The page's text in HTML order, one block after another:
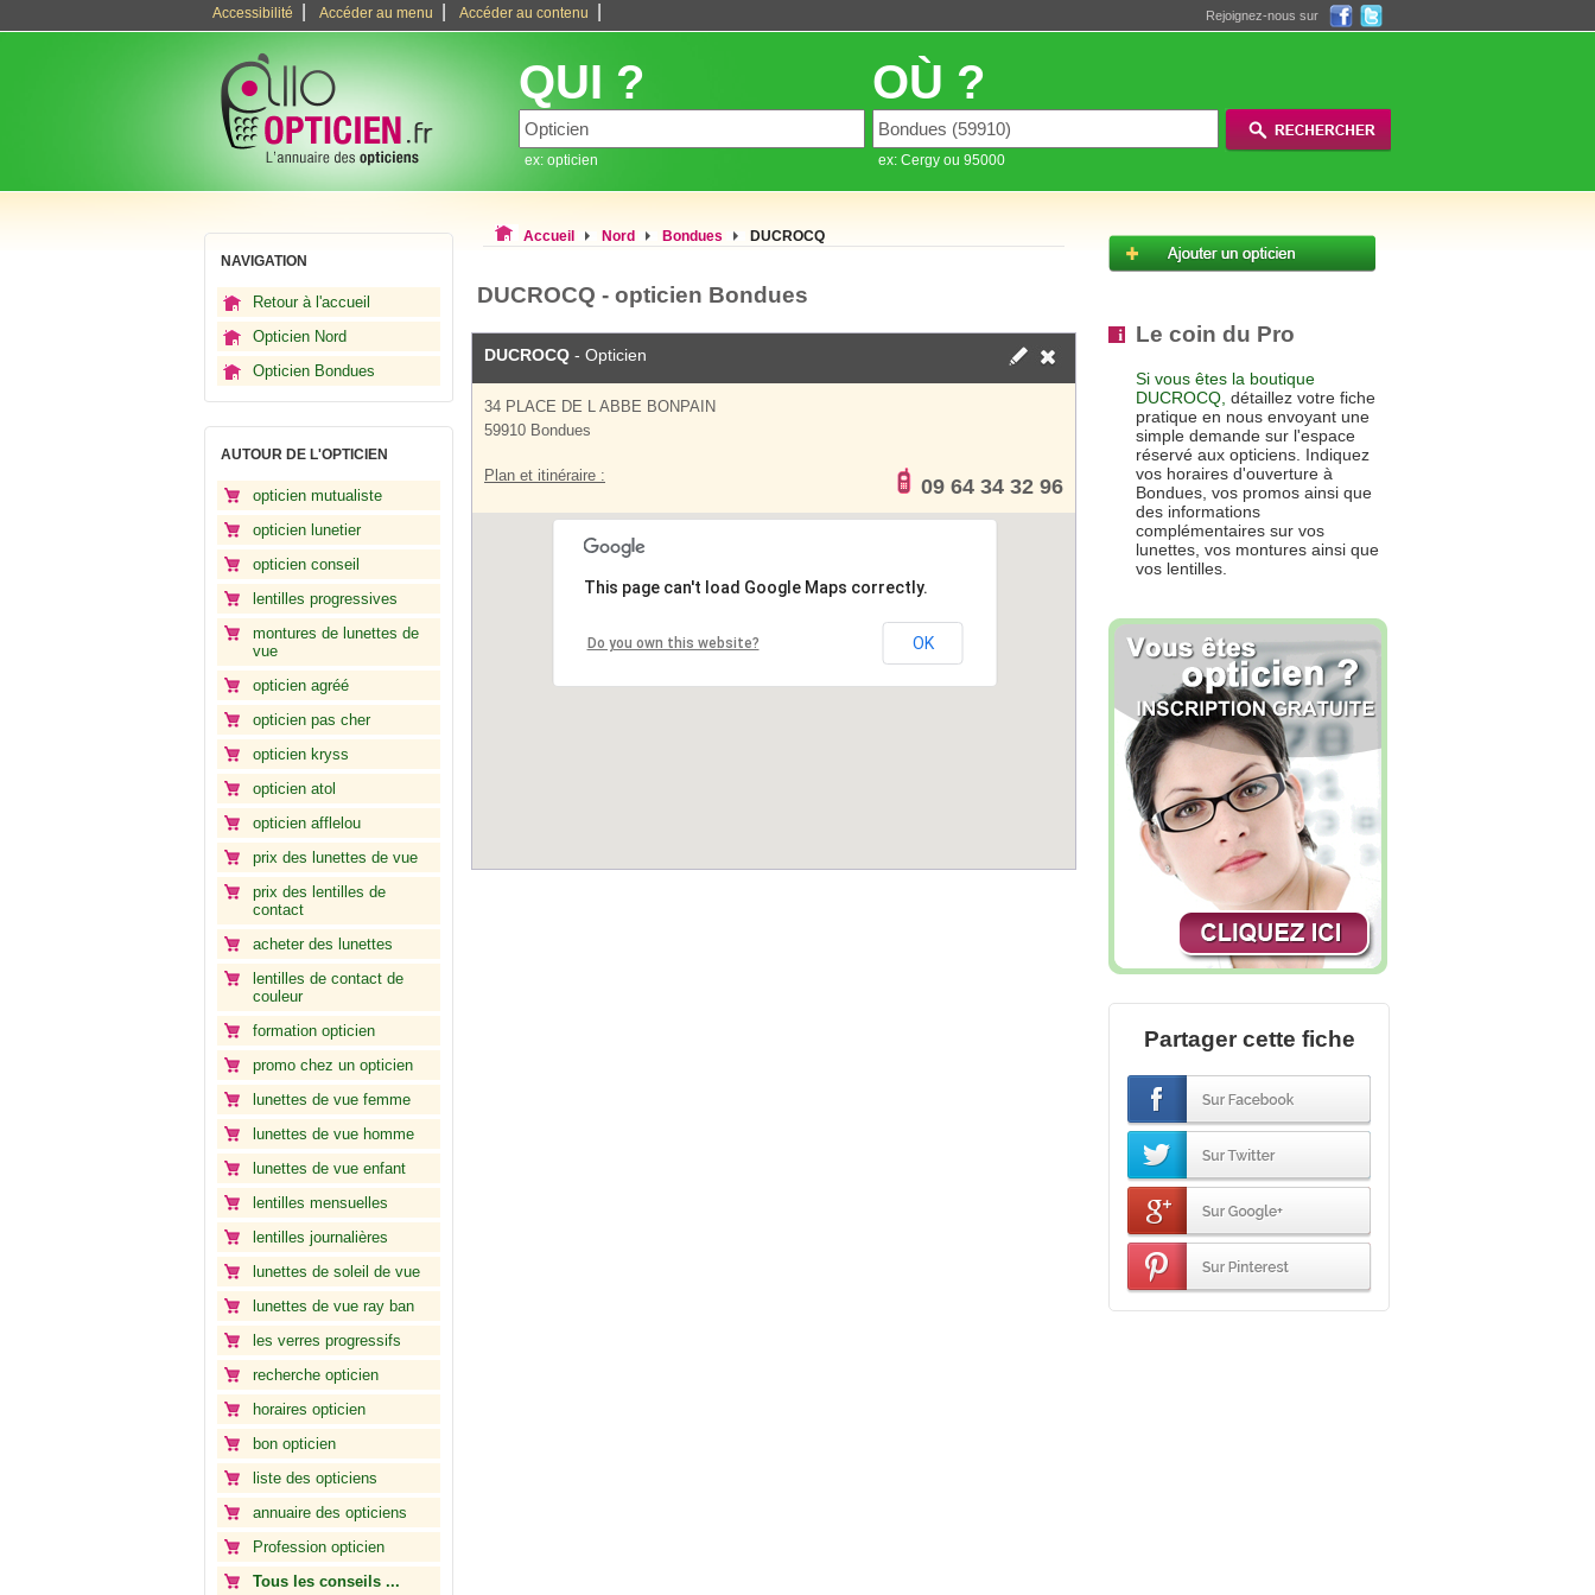
Accessibilité Accéder au menu Accéder au contenu Rejoignez-nous sur
QUI ?
ex: opticien
OÙ ?
ex: Cergy ou 95000
NAVIGATION
Retour à l'accueil
Opticien Nord
Opticien Bondues
AUTOUR DE L'OPTICIEN
opticien mutualiste
opticien lunetier
opticien conseil
lentilles progressives
montures de lunettes de
vue
opticien agréé
opticien pas cher
opticien kryss
opticien atol
opticien afflelou
prix des lunettes de vue
prix des lentilles de
contact
acheter des lunettes
lentilles de contact de
couleur
formation opticien
promo chez un opticien
lunettes de vue femme
lunettes de vue homme
lunettes de vue enfant
lentilles mensuelles
lentilles journalières
lunettes de soleil de vue
lunettes de vue ray ban
les verres progressifs
recherche opticien
horaires opticien
bon opticien
liste des opticiens
annuaire des opticiens
Profession opticien
Tous les conseils ...
Accueil Nord Bondues DUCROCQ
DUCROCQ - opticien Bondues
DUCROCQ - Opticien
34 PLACE DE L ABBE BONPAIN
59910 Bondues
Plan et itinéraire : 09 64 34 32 96
This page can't load Google Maps correctly.
Do you own this website? OK
Le coin du Pro
Si vous êtes la boutique
DUCROCQ, détaillez votre fiche
pratique en nous envoyant une
simple demande sur l'espace
réservé aux opticiens. Indiquez
vos horaires d'ouverture à
Bondues, vos promos ainsi que
des informations
complémentaires sur vos
lunettes, vos montures ainsi que
vos lentilles.
Partager cette fiche